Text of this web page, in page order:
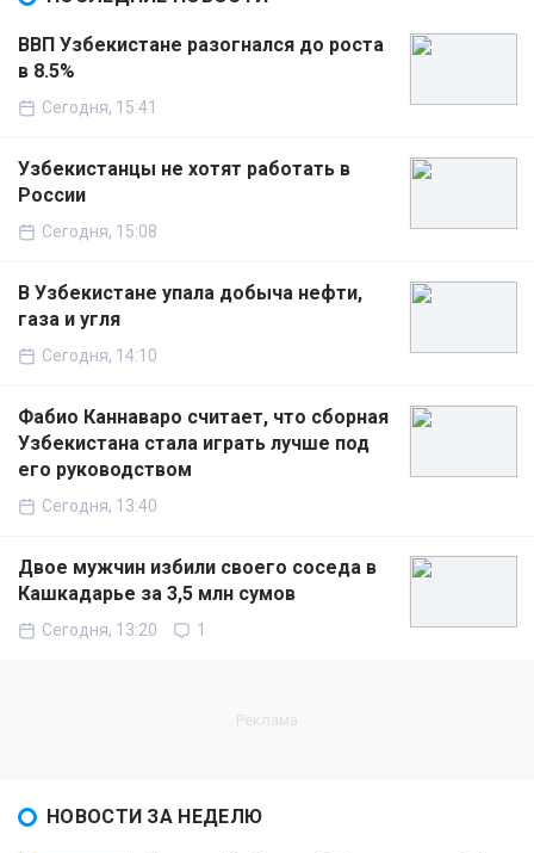
ВВП Узбекистане разогнался до роста
в 8.5%
Сегодня, 15:41
Узбекистанцы не хотят работать в
России
Сегодня, 15:08
В Узбекистане упала добыча нефти,
газа и угля
Сегодня, 14:10
Фабио Каннаваро считает, что сборная
Узбекистана стала играть лучше под
его руководством
Сегодня, 13:40
Двое мужчин избили своего соседа в
Кашкадарье за 3,5 млн сумов
Сегодня, 13:20 1
НОВОСТИ ЗА НЕДЕЛЮ